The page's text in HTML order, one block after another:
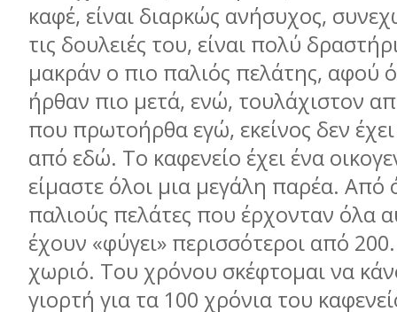
καφέ, είναι διαρκώς ανήσυχος,
τις δουλειές του, είναι πολύ
μακράν ο πιο παλιός πελάτης, αφού
ήρθαν πιο μετά, ενώ, τουλάχιστον
που πρωτοήρθα εγώ, εκείνος δεν
από εδώ. Το καφενείο έχει ένα
είμαστε όλοι μια μεγάλη παρέα. Από
παλιούς πελάτες που έρχονταν όλα
έχουν «φύγει» περισσότεροι από
χωριό. Του χρόνου σκέφτομαι να
γιορτή για τα 100 χρόνια του